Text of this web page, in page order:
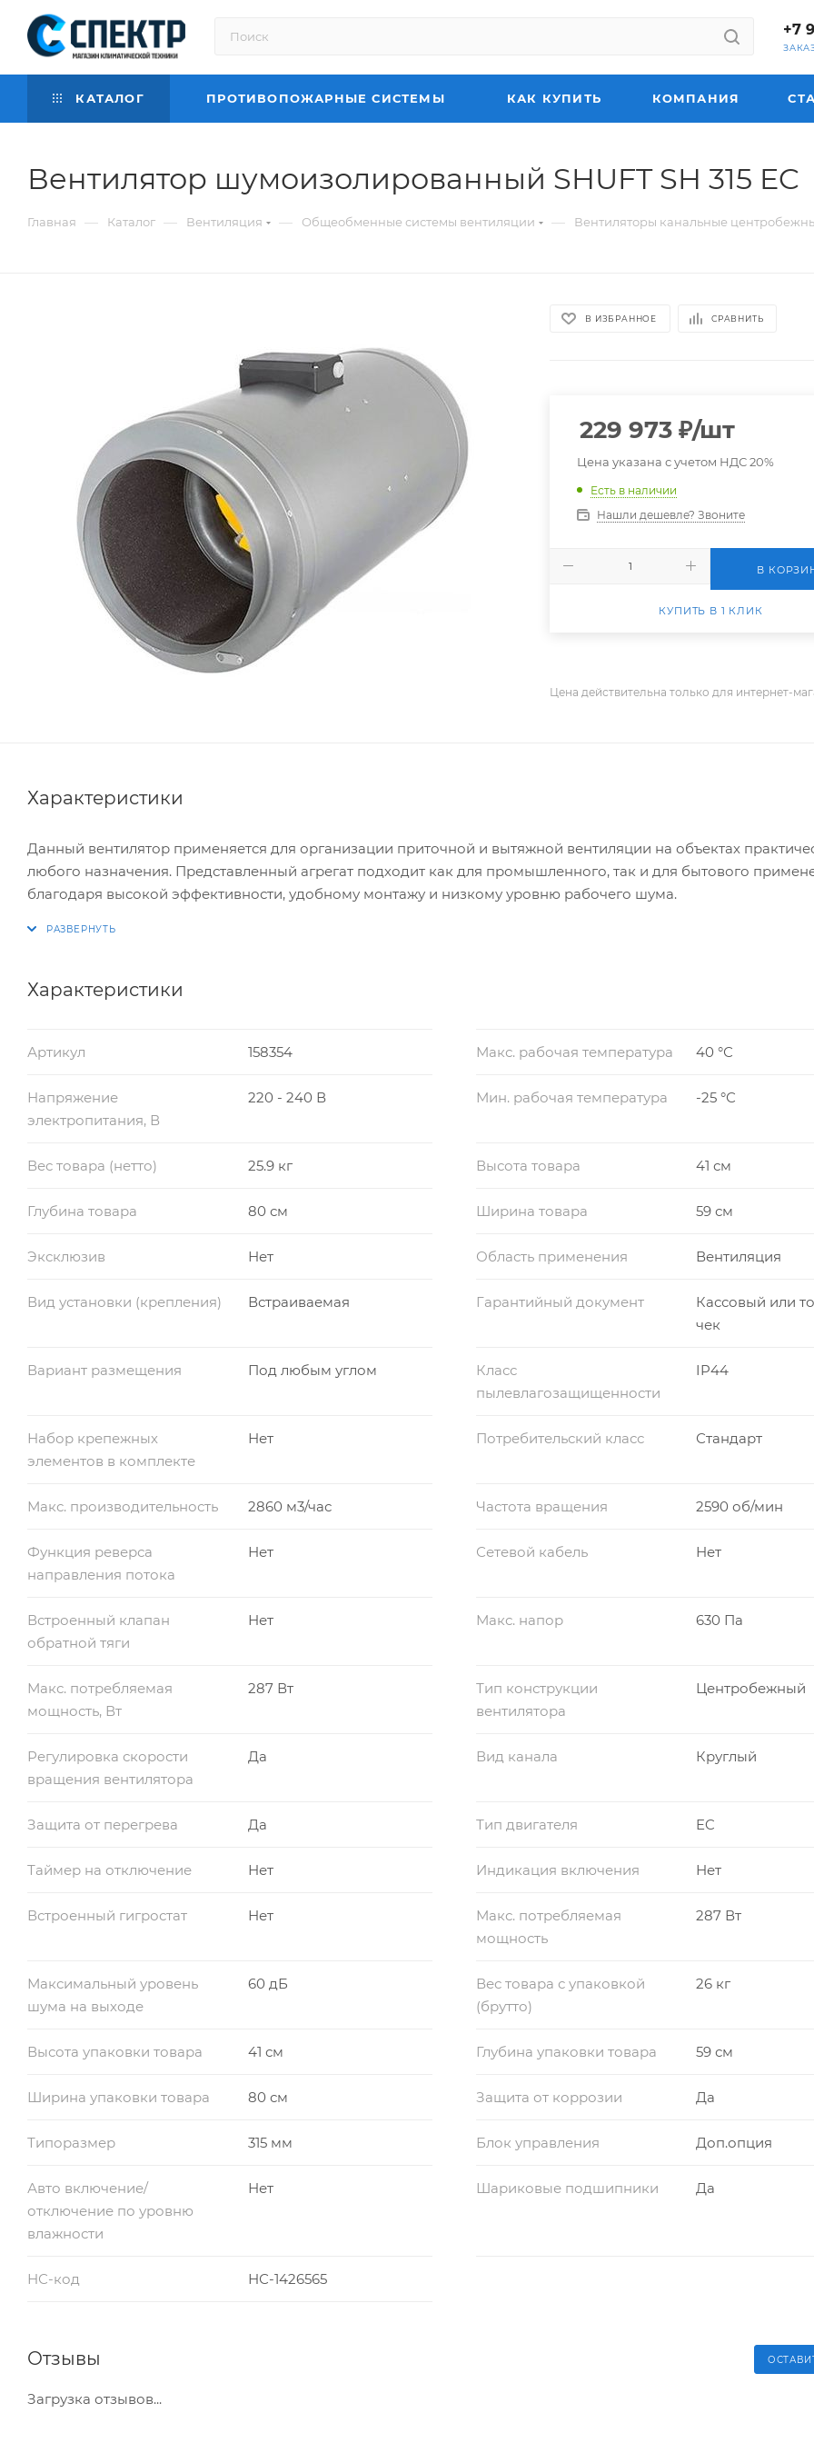
+7
КАТАЛОГ ПРОТИВОПОЖАРНЫЕ СИСТЕМЫ КАК КУПИТЬ КОМПАНИЯ
Вентилятор шумоизолированный SHUFT SH 315 EC
Главная — Каталог — Вентиляция — Общеобменные системы вентиляции — Вентиляторы канальные
В ИЗБРАННОЕ СРАВНИТЬ
229 973 ₽/шт
Цена указана с учетом НДС 20%
Есть в наличии
Нашли дешевле? Звоните
В
КУПИТЬ В 1 КЛИК
Цена действительна только для интернет-
Характеристики
Данный вентилятор применяется для организации приточной и вытяжной вентиляции на объектах
любого назначения. Представленный агрегат подходит как для промышленного, так и для бытового
благодаря высокой эффективности, удобному монтажу и низкому уровню рабочего шума.
Характеристики
Артикул 158354 Макс. рабочая температура 40 °С
Напряжение
электропитания, В
220 - 240 В Мин. рабочая температура -25 °С
Вес товара (нетто) 25.9 кг Высота товара 41 см
Глубина товара 80 см Ширина товара 59 см
Эксклюзив Нет Область применения Вентиляция
Вид установки (крепления) Встраиваемая Гарантийный документ
Кассовый или
чек
Вариант размещения Под любым углом
Класс
пылевлагозащищенности
IP44
Набор крепежных
элементов в комплекте
Нет Потребительский класс Стандарт
Макс. производительность 2860 м3/час Частота вращения 2590 об/мин
Функция реверса
направления потока
Нет Сетевой кабель Нет
Встроенный клапан
обратной тяги
Нет Макс. напор 630 Па
Макс. потребляемая
мощность, Вт
287 Вт
Тип конструкции
вентилятора
Центробежный
Регулировка скорости
вращения вентилятора
Да Вид канала Круглый
Защита от перегрева Да Тип двигателя EC
Таймер на отключение Нет Индикация включения Нет
Встроенный гигростат Нет
Макс. потребляемая
мощность
287 Вт
Максимальный уровень
шума на выходе
60 дБ
Вес товара с упаковкой
(брутто)
26 кг
Высота упаковки товара 41 см Глубина упаковки товара 59 см
Ширина упаковки товара 80 см Защита от коррозии Да
Типоразмер 315 мм Блок управления Доп.опция
Авто включение/
отключение по уровню
влажности
Нет Шариковые подшипники Да
НС-код НС-1426565
Отзывы
Загрузка отзывов...